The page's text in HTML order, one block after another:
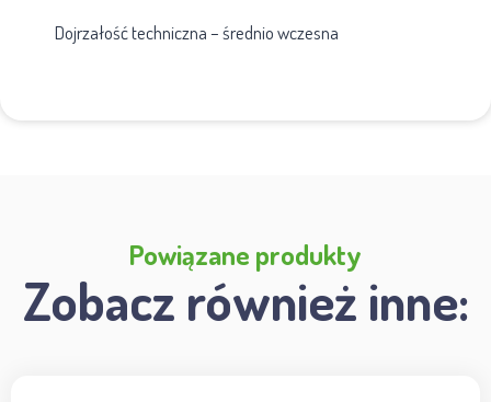
Dojrzałość techniczna – średnio wczesna
Powiązane produkty
Zobacz również inne: